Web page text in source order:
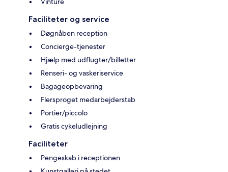
Faciliteter og service
Døgnåben reception
Concierge-tjenester
Hjælp med udflugter/billetter
Renseri- og vaskeriservice
Bagageopbevaring
Flersproget medarbejderstab
Portier/piccolo
Gratis cykeludlejning
Faciliteter
Pengeskab i receptionen